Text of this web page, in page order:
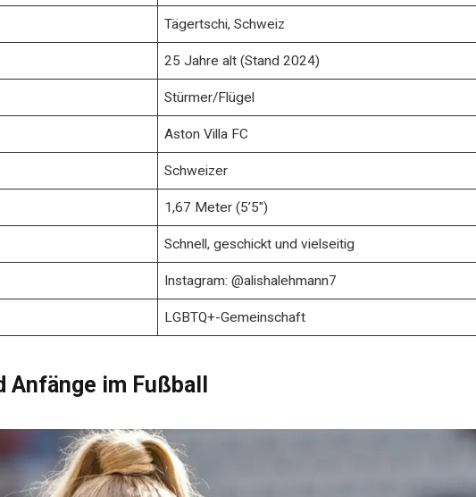
Tägertschi, Schweiz
25 Jahre alt (Stand 2024)
Stürmer/Flügel
Aston Villa FC
Schweizer
1,67 Meter (5’5″)
Schnell, geschickt und vielseitig
Instagram: @alishalehmann7
LGBTQ+-Gemeinschaft
Anfänge im Fußball